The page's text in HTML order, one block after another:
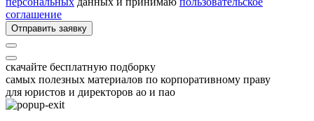
соглашение
Отправить заявку
скачайте бесплатную подборку
самых полезных материалов по корпоративному праву
для юристов и директоров ао и пао